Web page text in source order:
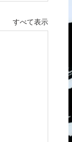
すべて表示